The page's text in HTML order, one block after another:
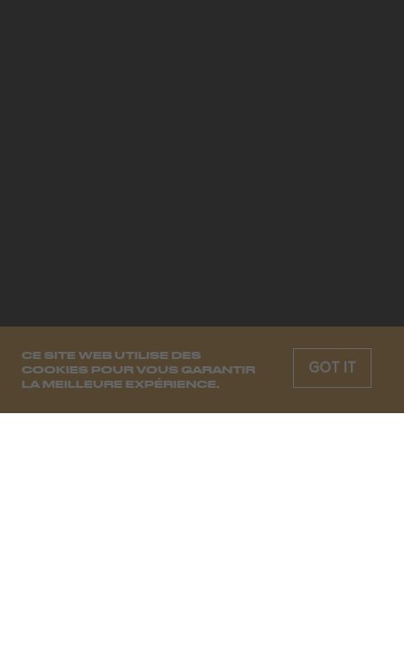
CE SITE WEB UTILISE DES
COOKIES POUR VOUS GARANTIR
LA MEILLEURE EXPÉRIENCE.
GOT IT